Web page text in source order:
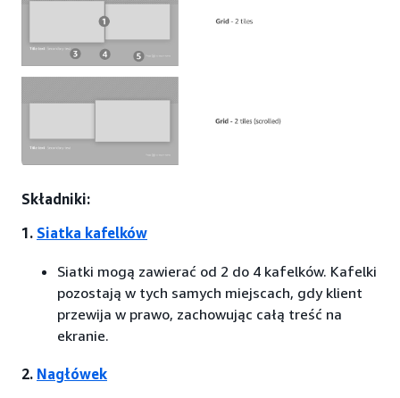
Składniki:
1. Siatka kafelków
Siatki mogą zawierać od 2 do 4 kafelków. Kafelki
pozostają w tych samych miejscach, gdy klient
przewija w prawo, zachowując całą treść na
ekranie.
2. Nagłówek